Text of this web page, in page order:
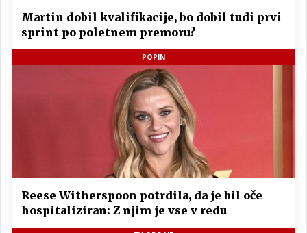
Martin dobil kvalifikacije, bo dobil tudi prvi
sprint po poletnem premoru?
POPIN
Reese Witherspoon potrdila, da je bil oče
hospitaliziran: Z njim je vse v redu